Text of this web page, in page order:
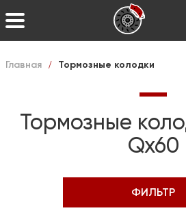
Главная / Тормозные колодки
Тормозные
Qx60
ФИЛЬТР